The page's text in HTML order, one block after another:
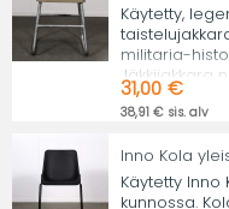
Käytetty,
militaria-
Jäkkijakkara
31,00 €
38,91 € sis. alv
Inno Kola
Käytetty Inno
kunnossa.